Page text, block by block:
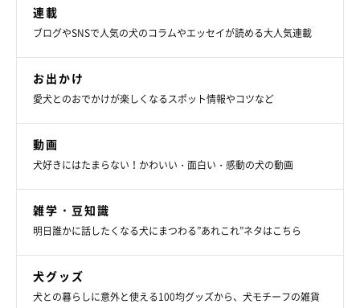
連載
ブログやSNSで人気の犬のコラムやエッセイが読める大人気連載
お出かけ
愛犬とのおでかけが楽しくなるスポット情報やコツなど
動画
犬好きにはたまらない！かわいい・面白い・感動の犬の動画
雑学・豆知識
明日誰かに話したくなる犬にまつわる”あれこれ”ネタはこちら
犬グッズ
犬との暮らしに意外と使える100均グッズから、犬モチーフの雑貨